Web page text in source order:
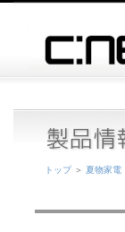
トップ＞ 夏物家電